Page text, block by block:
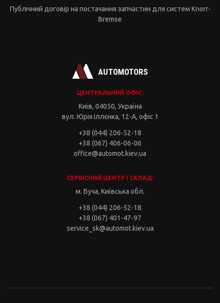
Публічний договір на постачання запчастин для систем Knorr-
Bremse
AUTOMOTORS
ЦЕНТРАЛЬНИЙ ОФІС:
Київ, 04050, Україна
вул. Юрія Іллєнка, 12-А, офіс 1
+38 (044) 206-52-18
+38 (067) 406-06-06
office@automot.kiev.ua
СЕРВІСНИЙ ЦЕНТР І СКЛАД:
м. Буча, Київська обл.
+38 (044) 206-52-18
+38 (067) 401-47-97
service_sk@automot.kiev.ua